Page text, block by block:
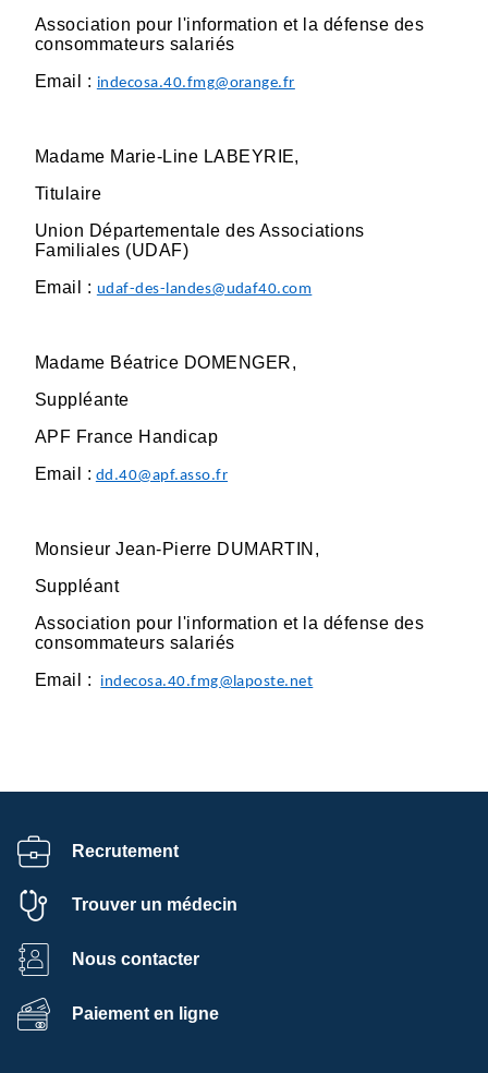
Association pour l'information et la défense des
consommateurs salariés
Email : indecosa.40.fmg@orange.fr
Madame Marie-Line LABEYRIE,
Titulaire
Union Départementale des Associations
Familiales (UDAF)
Email : udaf-des-landes@udaf40.com
Madame Béatrice DOMENGER,
Suppléante
APF France Handicap
Email : dd.40@apf.asso.fr
Monsieur Jean-Pierre DUMARTIN,
Suppléant
Association pour l'information et la défense des
consommateurs salariés
Email :
indecosa.40.fmg@laposte.net
Recrutement
Trouver un médecin
Nous contacter
Paiement en ligne